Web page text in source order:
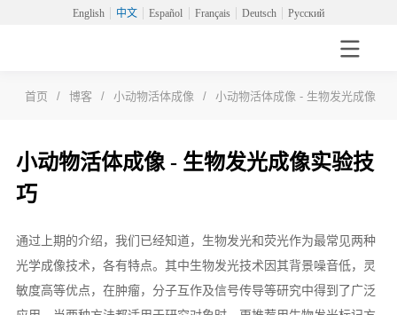
English 中文 Español Français Deutsch Русский
首页 / 博客 / 小动物活体成像 / 小动物活体成像 - 生物发光成像实
小动物活体成像 - 生物发光成像实验技
巧